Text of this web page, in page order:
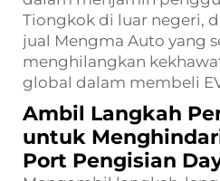
Tiongkok di luar negeri,
jual Mengma Auto yang
menghilangkan
global dalam membeli
Ambil Langkah
untuk
Port Pengisian